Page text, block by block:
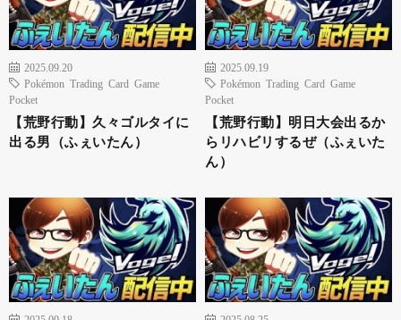
2025.09.20
Pokémon Trading Card Game
Pocket
【荒野行動】久々ゴルタイに
出る男（ふぇいたん）
2025.09.19
Pokémon Trading Card Game
Pocket
【荒野行動】明日大会出るか
らリハビリするぜ（ふぇいた
ん）